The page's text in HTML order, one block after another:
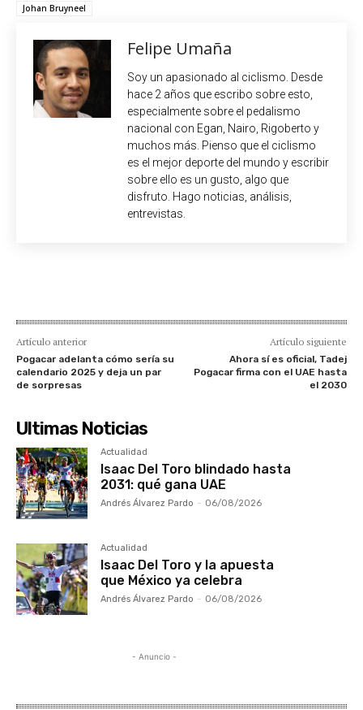
Johan Bruyneel
Felipe Umaña
Soy un apasionado al ciclismo. Desde
hace 2 años que escribo sobre esto,
especialmente sobre el pedalismo
nacional con Egan, Nairo, Rigoberto y
muchos más. Pienso que el ciclismo
es el mejor deporte del mundo y escribir
sobre ello es un gusto, algo que
disfruto. Hago noticias, análisis,
entrevistas.
Artículo anterior
Pogacar adelanta cómo sería su
calendario 2025 y deja un par
de sorpresas
Artículo siguiente
Ahora sí es oficial, Tadej
Pogacar firma con el UAE hasta
el 2030
Ultimas Noticias
Actualidad
Isaac Del Toro blindado hasta
2031: qué gana UAE
Andrés Álvarez Pardo - 06/08/2026
Actualidad
Isaac Del Toro y la apuesta
que México ya celebra
Andrés Álvarez Pardo - 06/08/2026
- Anuncio -